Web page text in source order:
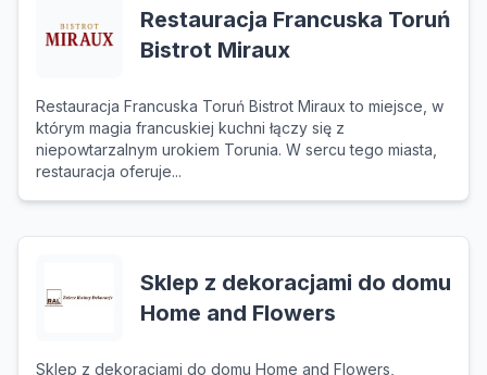
Restauracja Francuska Toruń
Bistrot Miraux
Restauracja Francuska Toruń Bistrot Miraux to miejsce, w
którym magia francuskiej kuchni łączy się z
niepowtarzalnym urokiem Torunia. W sercu tego miasta,
restauracja oferuje...
Sklep z dekoracjami do domu
Home and Flowers
Sklep z dekoracjami do domu Home and Flowers,